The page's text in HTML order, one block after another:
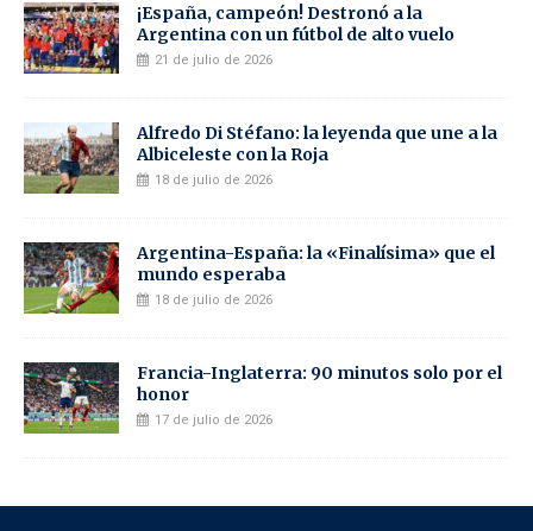
¡España, campeón! Destronó a la
Argentina con un fútbol de alto vuelo
21 de julio de 2026
Alfredo Di Stéfano: la leyenda que une a la
Albiceleste con la Roja
18 de julio de 2026
Argentina-España: la «Finalísima» que el
mundo esperaba
18 de julio de 2026
Francia-Inglaterra: 90 minutos solo por el
honor
17 de julio de 2026